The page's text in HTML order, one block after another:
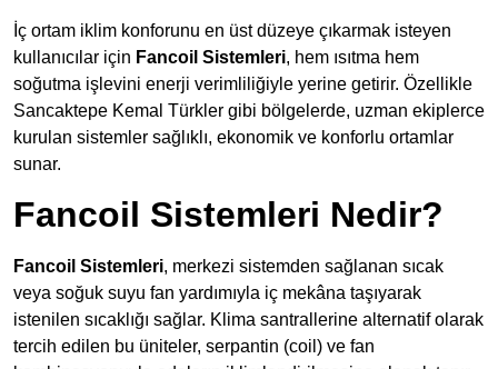
İç ortam iklim konforunu en üst düzeye çıkarmak isteyen
kullanıcılar için Fancoil Sistemleri, hem ısıtma hem
soğutma işlevini enerji verimliliğiyle yerine getirir. Özellikle
Sancaktepe Kemal Türkler gibi bölgelerde, uzman ekiplerce
kurulan sistemler sağlıklı, ekonomik ve konforlu ortamlar
sunar.
Fancoil Sistemleri Nedir?
Fancoil Sistemleri, merkezi sistemden sağlanan sıcak
veya soğuk suyu fan yardımıyla iç mekâna taşıyarak
istenilen sıcaklığı sağlar. Klima santrallerine alternatif olarak
tercih edilen bu üniteler, serpantin (coil) ve fan